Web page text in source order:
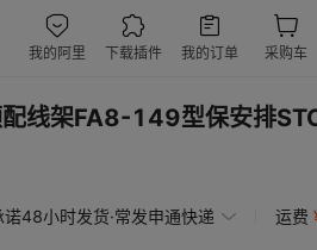
线架FA8-149型保安排
诺48小时发货·常发申通快递 运费